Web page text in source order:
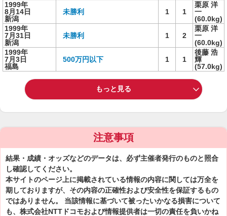
1999年
8月14日
新潟
未勝利 1 1
栗原 洋
一
(60.0kg)
1999年
7月31日
新潟
未勝利 1 2
栗原 洋
一
(60.0kg)
1999年
7月3日
福島
500万円以下 1 1
後藤 浩
輝
(57.0kg)
もっと見る
注意事項
結果・成績・オッズなどのデータは、必ず主催者発行のものと照合
し確認してください。
本サイトのページ上に掲載されている情報の内容に関しては万全を
期しておりますが、その内容の正確性および安全性を保証するもの
ではありません。 当該情報に基づいて被ったいかなる損害について
も、株式会社NTTドコモおよび情報提供者は一切の責任を負いかね